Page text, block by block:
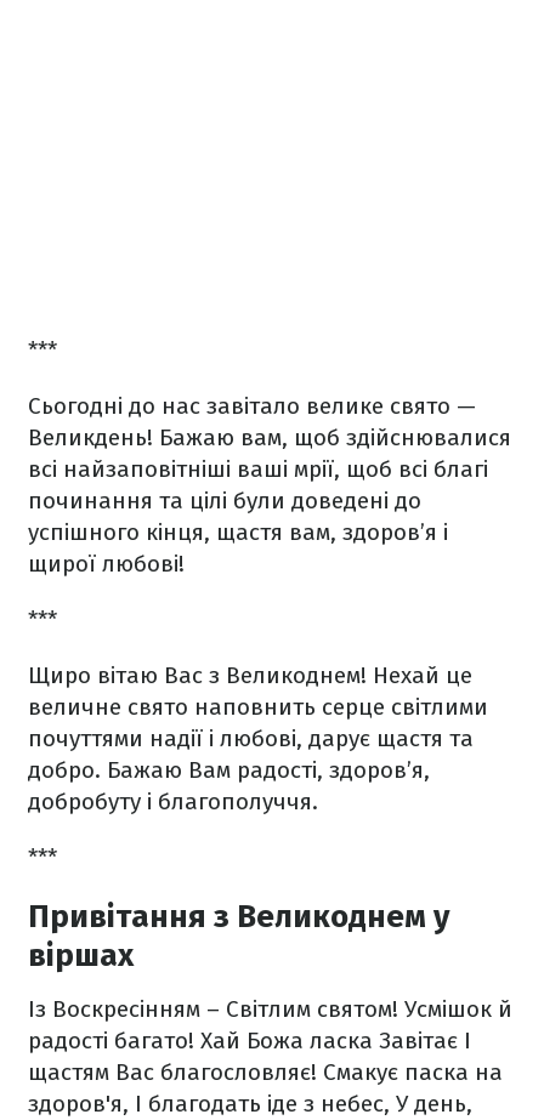
***
Сьогодні до нас завітало велике свято —
Великдень! Бажаю вам, щоб здійснювалися
всі найзаповітніші ваші мрії, щоб всі благі
починання та цілі були доведені до
успішного кінця, щастя вам, здоров’я і
щирої любові!
***
Щиро вітаю Вас з Великоднем! Нехай це
величне свято наповнить серце світлими
почуттями надії і любові, дарує щастя та
добро. Бажаю Вам радості, здоров’я,
добробуту і благополуччя.
***
Привітання з Великоднем у
віршах
Із Воскресінням – Світлим святом! Усмішок й
радості багато! Хай Божа ласка Завітає І
щастям Вас благословляє! Смакує паска на
здоров'я, І благодать іде з небес, У день,